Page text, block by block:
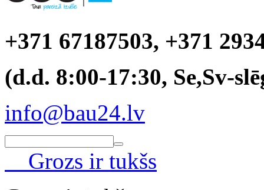
+371 67187503, +371
(d.d. 8:00-17:30, Se,Sv-
info@bau24.lv
Grozs ir tukšs